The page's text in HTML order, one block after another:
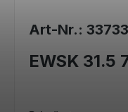
Art-Nr.: 33733
EWSK 31.5